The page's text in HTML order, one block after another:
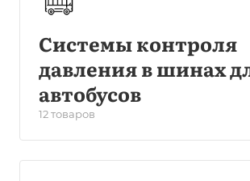
Системы контроля
давления в шинах
автобусов
12 товаров